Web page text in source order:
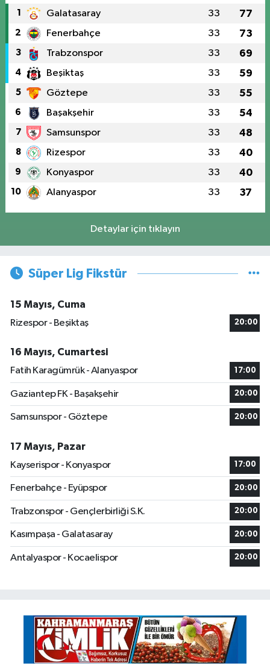
1 Galatasaray 33 77
2 Fenerbahçe 33 73
3 Trabzonspor 33 69
4 Beşiktaş 33 59
5 Göztepe 33 55
6 Başakşehir 33 54
7 Samsunspor 33 48
8 Rizespor 33 40
9 Konyaspor 33 40
10 Alanyaspor 33 37
Detaylar için tıklayın
Süper Lig Fikstür
15 Mayıs, Cuma
Rizespor - Beşiktaş
20:00
16 Mayıs, Cumartesi
Fatih Karagümrük - Alanyaspor
17:00
Gaziantep FK - Başakşehir 20:00
Samsunspor - Göztepe 20:00
17 Mayıs, Pazar
Kayserispor - Konyaspor
17:00
Fenerbahçe - Eyüpspor 20:00
Trabzonspor - Gençlerbirliği S.K. 20:00
Kasımpaşa - Galatasaray 20:00
Antalyaspor - Kocaelispor 20:00